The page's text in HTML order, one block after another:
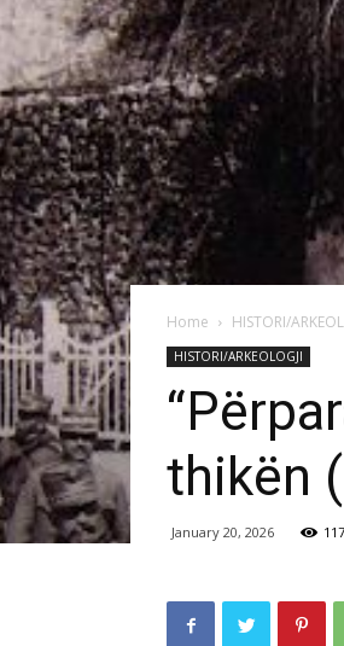
Home HISTORI/
HISTORI/ARKEOLOGJI
thikën
January 20, 2026 117